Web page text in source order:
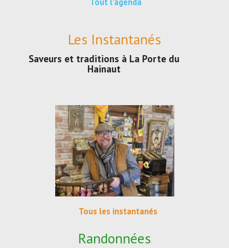
Les Instantanés
Saveurs et traditions à La Porte du
Hainaut
Tous les instantanés
Randonnées